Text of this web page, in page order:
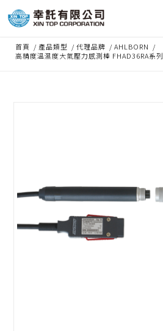
首頁 / 產品類型 / 代理品牌 / AHLBORN /
高精度溫濕度大氣壓力感測棒 FHAD36RA系列